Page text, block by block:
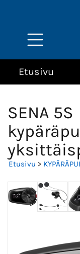
Etusivu
SENA 5S
Etusivu >